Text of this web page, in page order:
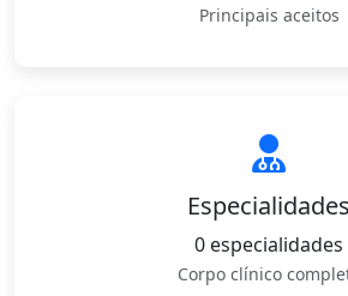
Principais aceitos
Especialidades
0 especialidades
Corpo clínico